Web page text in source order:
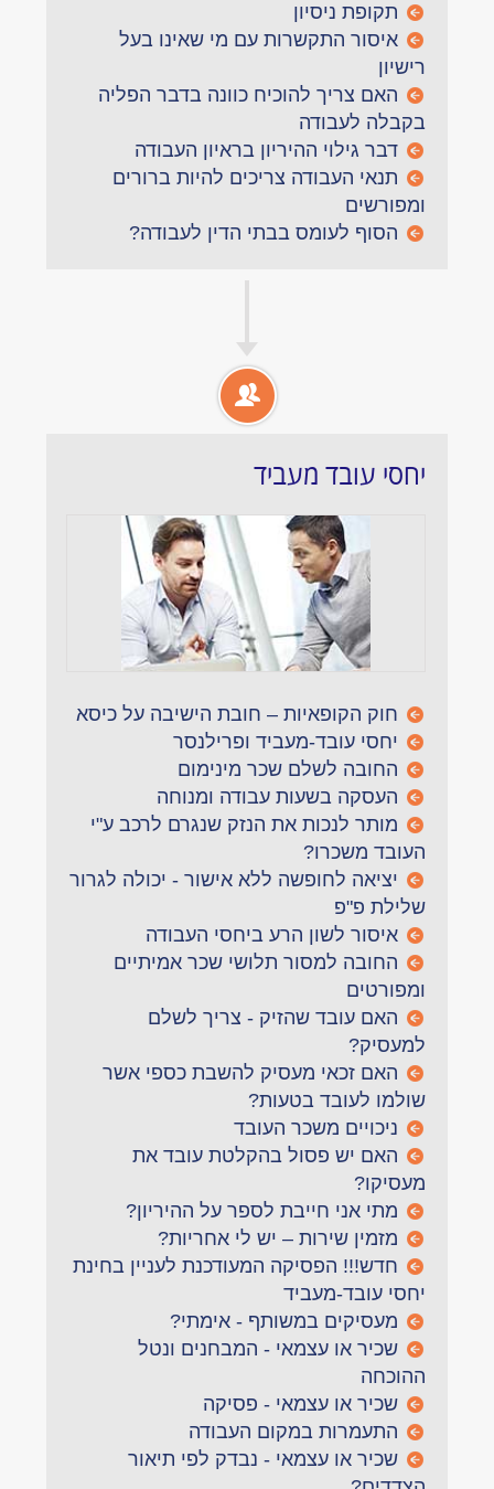
תקופת ניסיון
איסור התקשרות עם מי שאינו בעל
רישיון
האם צריך להוכיח כוונה בדבר הפליה
בקבלה לעבודה
דבר גילוי ההיריון בראיון העבודה
תנאי העבודה צריכים להיות ברורים
ומפורשים
הסוף לעומס בבתי הדין לעבודה?
יחסי עובד מעביד
חוק הקופאיות – חובת הישיבה על כיסא
יחסי עובד-מעביד ופרילנסר
החובה לשלם שכר מינימום
העסקה בשעות עבודה ומנוחה
מותר לנכות את הנזק שנגרם לרכב ע"י
העובד משכרו?
יציאה לחופשה ללא אישור - יכולה לגרור
שלילת פ"פ
איסור לשון הרע ביחסי העבודה
החובה למסור תלושי שכר אמיתיים
ומפורטים
האם עובד שהזיק - צריך לשלם
למעסיק?
האם זכאי מעסיק להשבת כספי אשר
שולמו לעובד בטעות?
ניכויים משכר העובד
האם יש פסול בהקלטת עובד את
מעסיקו?
מתי אני חייבת לספר על ההיריון?
מזמין שירות – יש לי אחריות?
חדש!!! הפסיקה המעודכנת לעניין בחינת
יחסי עובד-מעביד
מעסיקים במשותף - אימתי?
שכיר או עצמאי - המבחנים ונטל
ההוכחה
שכיר או עצמאי - פסיקה
התעמרות במקום העבודה
שכיר או עצמאי - נבדק לפי תיאור